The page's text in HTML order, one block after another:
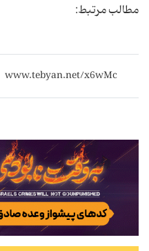
مطالب مرتبط: